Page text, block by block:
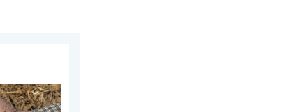
2026.
Nove studije. . . četvrtak, 23. juli 2026.